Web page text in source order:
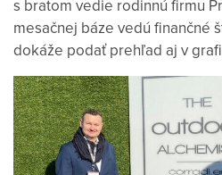
s bratom vedie rodinnú firmu
mesačnej báze vedú finančné
dokáže podať prehľad aj v